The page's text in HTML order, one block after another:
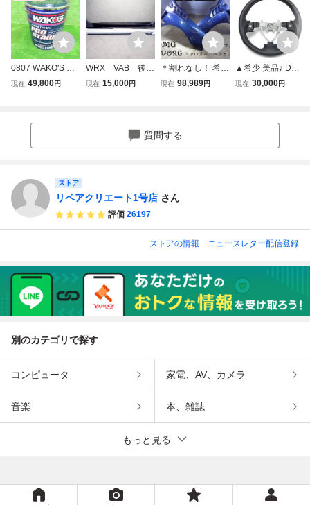
0807 WAKO'S ワ
コーズ プロステー
現在 49,800円
WRX VAB 後
期 Kuhl Racing
ホワイトパール/未
塗装 393092+39
現在 15,000円
＊割れなし！ 希少
☆即発送☆ DAMD
ロント エアロ オ
ーバーフェンダー
現在 98,989円
▲希少 美品♪ DAM
D ダムド ブラック
現在 30,000円
質問する
ストア
リペアクリエート1号店 さん
評価 26197
ストアの情報 ニュースレター配信登録
別のカテゴリで探す
コンピュータ 家電、AV、カメラ
音楽 本、雑誌
もっと見る